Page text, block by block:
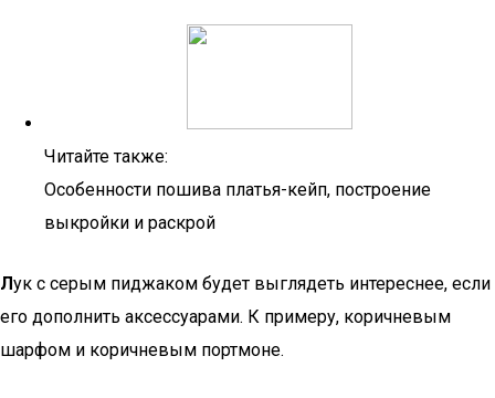
Читайте также:
Особенности пошива платья-кейп, построение
выкройки и раскрой
Лук с серым пиджаком будет выглядеть интереснее, если
его дополнить аксессуарами. К примеру, коричневым
шарфом и коричневым портмоне.